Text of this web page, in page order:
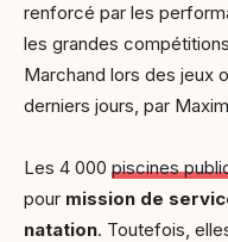
renforcé par les
les grandes
Marchand lors des jeux
derniers jours, par
Les 4 000 piscines
pour mission de
natation. Toutefois,